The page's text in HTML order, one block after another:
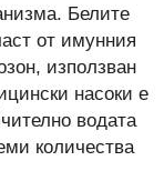
Белите
от имунния
използван
насоки е
водата
количества